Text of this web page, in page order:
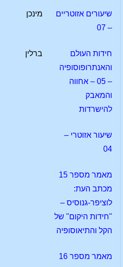
שיעורים אזוטריים
– 07
מינכן
חידות העולם
והאנתרופוסופיה
– 05 – אחווה
והמאבק
להישרדות
ברלין
שיעור אזוטרי –
04
מאמר מספר 15
מכתב העת:
לוציפר-גנוסיס –
"חידות היקום" של
הקל והתיאוסופיה
מאמר מספר 16